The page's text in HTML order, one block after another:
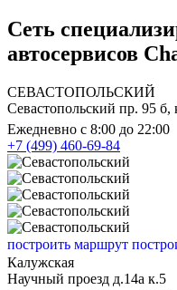
Сеть
автосервисов
СЕВАСТОПОЛЬСКИЙ
Севастопольский пр. 95 б,
Ежедневно с 8:00 до 22:00
+7 (499) 460-69-84
построить маршрут
Калужская
Научный проезд д.14а к.5